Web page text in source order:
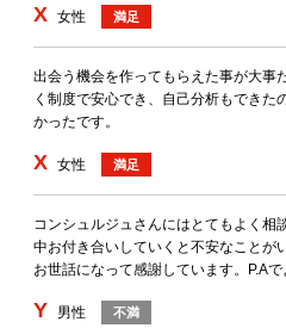
X 女性 満足
出会う機会を作ってもらえた事が大事
く制度で安心でき、自己分析もできた
かったです。
X 女性 満足
コンシュルジュさんにはとてもよく相
中お付き合いしていくと不安なことが
お世話になって感謝しています。P.Aで
Y 男性 不満